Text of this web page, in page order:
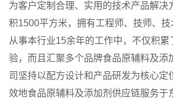
为客户定制合理、实用的技术产品解决
积1500平方米，拥有工程师、技师、
从事本行业15余年的工作中，不仅积
验，而且汇聚多个品牌食品原辅料及添
司坚持以配方设计和产品研发为核心定
效地食品原辅料及添加剂供应链服务于